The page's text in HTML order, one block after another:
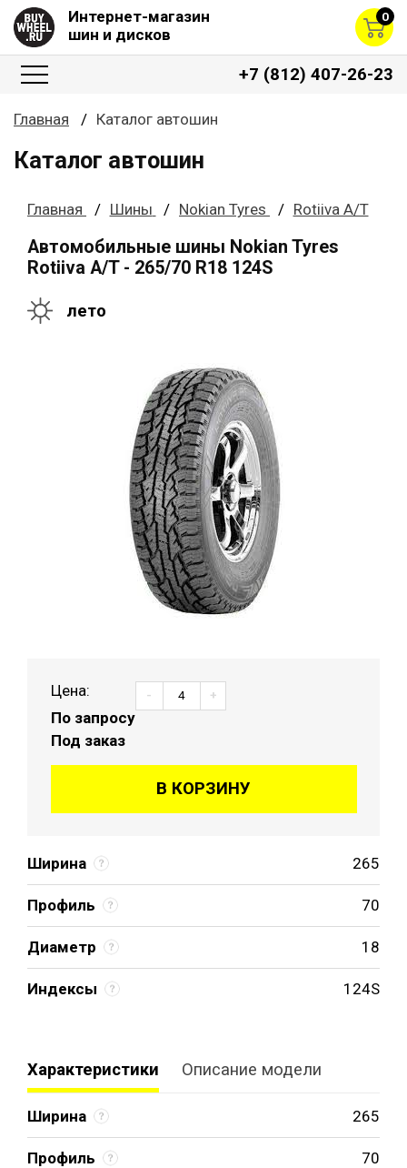
Интернет-магазин
шин и дисков
0
+7 (812) 407-26-23
Главная Каталог автошин
Каталог автошин
Главная Шины Nokian Tyres Rotiiva A/T
Автомобильные шины Nokian Tyres
Rotiiva A/T - 265/70 R18 124S
лето
Ширина 265
Профиль 70
Диаметр 18
Индексы 124S
Цена:
По запросу
Под заказ
- +
В КОРЗИНУ
Характеристики Описание модели
Ширина 265
Профиль 70